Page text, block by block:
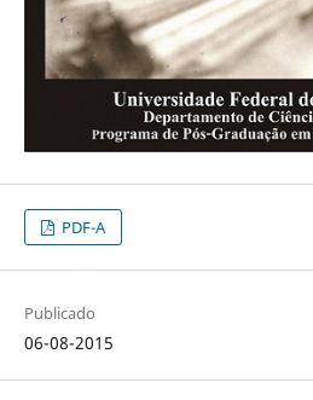
PDF-A
Publicado
06-08-2015